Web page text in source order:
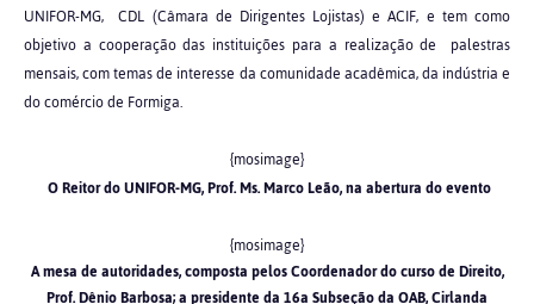
UNIFOR-MG, CDL (Câmara de Dirigentes Lojistas) e ACIF, e tem como
objetivo a cooperação das instituições para a realização de palestras
mensais, com temas de interesse da comunidade acadêmica, da indústria e
do comércio de Formiga.
{mosimage}
O Reitor do UNIFOR-MG, Prof. Ms. Marco Leão, na abertura do evento
{mosimage}
A mesa de autoridades, composta pelos Coordenador do curso de Direito,
Prof. Dênio Barbosa; a presidente da 16a Subseção da OAB, Cirlanda